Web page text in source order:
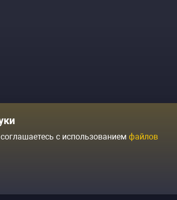
Политика конфиденциальности
с использованием файлов